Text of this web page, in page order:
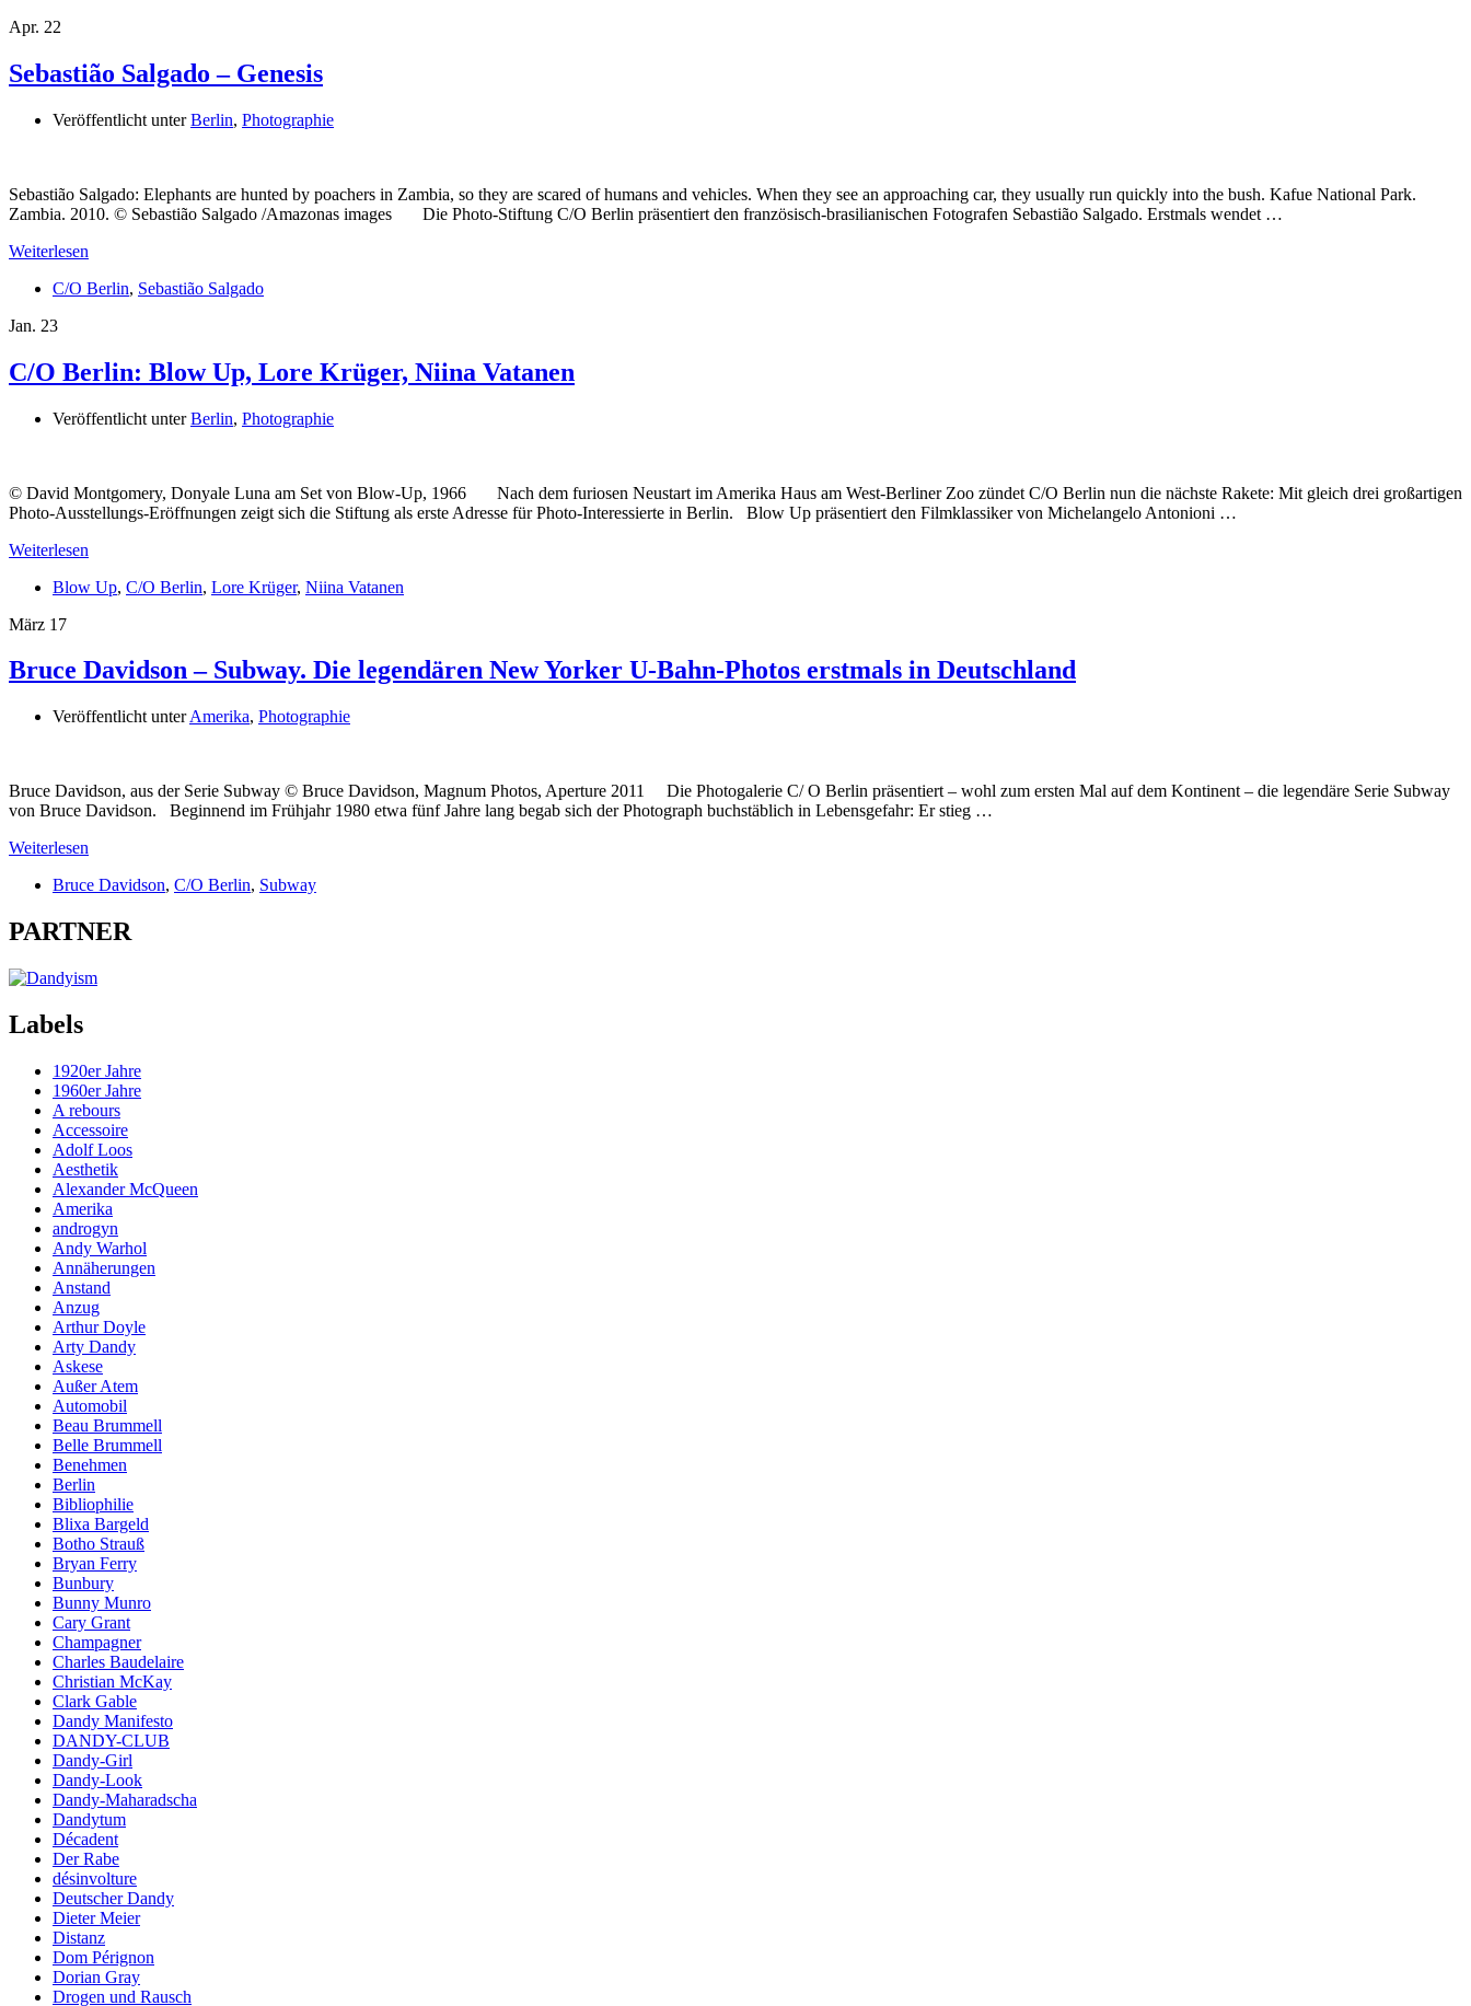
Apr. 22
Sebastião Salgado – Genesis
Veröffentlicht unterBerlin, Photographie
Sebastião Salgado: Elephants are hunted by poachers in Zambia, so they are scared of humans and vehicles. When they see an approaching car, they usually run quickly into the bush. Kafue National Park.
Zambia. 2010. © Sebastião Salgado /Amazonas images Die Photo-Stiftung C/O Berlin präsentiert den französisch-brasilianischen Fotografen Sebastião Salgado. Erstmals wendet …
Weiterlesen
C/O Berlin, Sebastião Salgado
Jan. 23
C/O Berlin: Blow Up, Lore Krüger, Niina Vatanen
Veröffentlicht unterBerlin, Photographie
© David Montgomery, Donyale Luna am Set von Blow-Up, 1966 Nach dem furiosen Neustart im Amerika Haus am West-Berliner Zoo zündet C/O Berlin nun die nächste Rakete: Mit gleich drei großartigen
Photo-Ausstellungs-Eröffnungen zeigt sich die Stiftung als erste Adresse für Photo-Interessierte in Berlin. Blow Up präsentiert den Filmklassiker von Michelangelo Antonioni …
Weiterlesen
Blow Up, C/O Berlin, Lore Krüger, Niina Vatanen
März 17
Bruce Davidson – Subway. Die legendären New Yorker U-Bahn-Photos erstmals in Deutschland
Veröffentlicht unterAmerika, Photographie
Bruce Davidson, aus der Serie Subway © Bruce Davidson, Magnum Photos, Aperture 2011 Die Photogalerie C/ O Berlin präsentiert – wohl zum ersten Mal auf dem Kontinent – die legendäre Serie Subway
von Bruce Davidson. Beginnend im Frühjahr 1980 etwa fünf Jahre lang begab sich der Photograph buchstäblich in Lebensgefahr: Er stieg …
Weiterlesen
Bruce Davidson, C/O Berlin, Subway
PARTNER
Labels
1920er Jahre
1960er Jahre
A rebours
Accessoire
Adolf Loos
Aesthetik
Alexander McQueen
Amerika
androgyn
Andy Warhol
Annäherungen
Anstand
Anzug
Arthur Doyle
Arty Dandy
Askese
Außer Atem
Automobil
Beau Brummell
Belle Brummell
Benehmen
Berlin
Bibliophilie
Blixa Bargeld
Botho Strauß
Bryan Ferry
Bunbury
Bunny Munro
Cary Grant
Champagner
Charles Baudelaire
Christian McKay
Clark Gable
Dandy Manifesto
DANDY-CLUB
Dandy-Girl
Dandy-Look
Dandy-Maharadscha
Dandytum
Décadent
Der Rabe
désinvolture
Deutscher Dandy
Dieter Meier
Distanz
Dom Pérignon
Dorian Gray
Drogen und Rausch